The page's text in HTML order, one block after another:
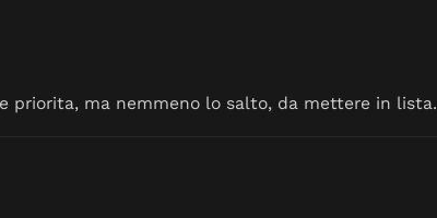
priorita, ma nemmeno lo salto, da mettere in lista.